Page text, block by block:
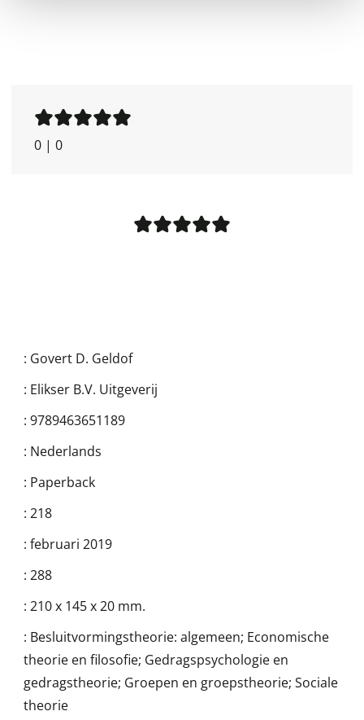
0 | 0
: Govert D. Geldof
: Elikser B.V. Uitgeverij
: 9789463651189
: Nederlands
: Paperback
: 218
: februari 2019
: 288
: 210 x 145 x 20 mm.
: Besluitvormingstheorie: algemeen; Economische
theorie en filosofie; Gedragspsychologie en
gedragstheorie; Groepen en groepstheorie; Sociale
theorie